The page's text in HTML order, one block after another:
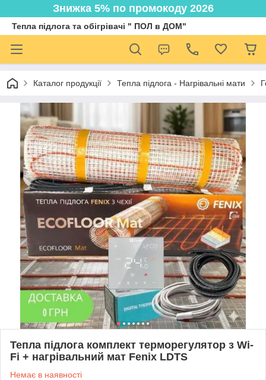
Знижка 5% по промокоду 2026
Тепла підлога та обігрівачі " ПОЛ в ДОМ"
Каталог продукції Тепла підлога - Нагрівальні мати
Тепла підлога комплект терморегулятор з Wi-
Fi + нагрівальний мат Fenix LDTS
Немає в наявності